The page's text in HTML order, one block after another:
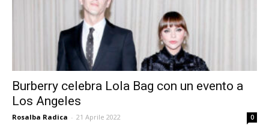
Burberry celebra Lola Bag con un evento a
Los Angeles
Rosalba Radica - 21 Aprile 2022 0